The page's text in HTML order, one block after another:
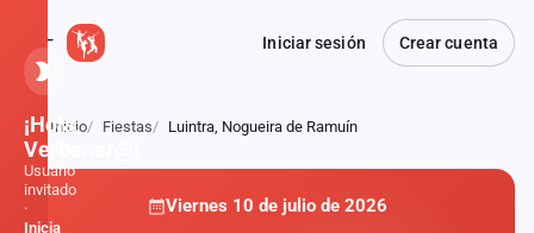
Iniciar sesión Crear cuenta
Atrás
Inicio Fiestas Luintra, Nogueira de Ramuín
Viernes 10 de julio de 2026
¡Hola,
Verbener@!
Usuario
invitado
·
Inicia